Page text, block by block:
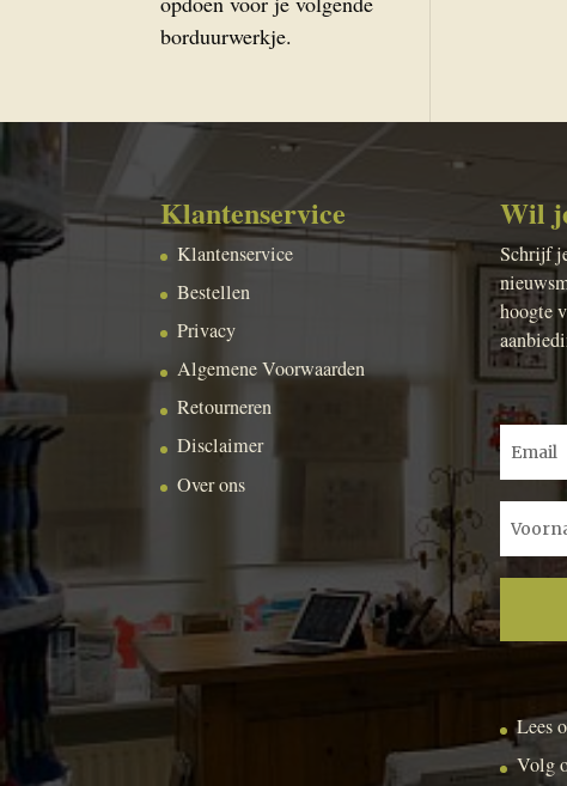
borduurwerkje.
Klantenservice
Klantenservice
Bestellen
Privacy
Algemene Voorwaarden
Retourneren
Disclaimer
Over ons
Wil
Schrijf
hoogte
Lees
Volg